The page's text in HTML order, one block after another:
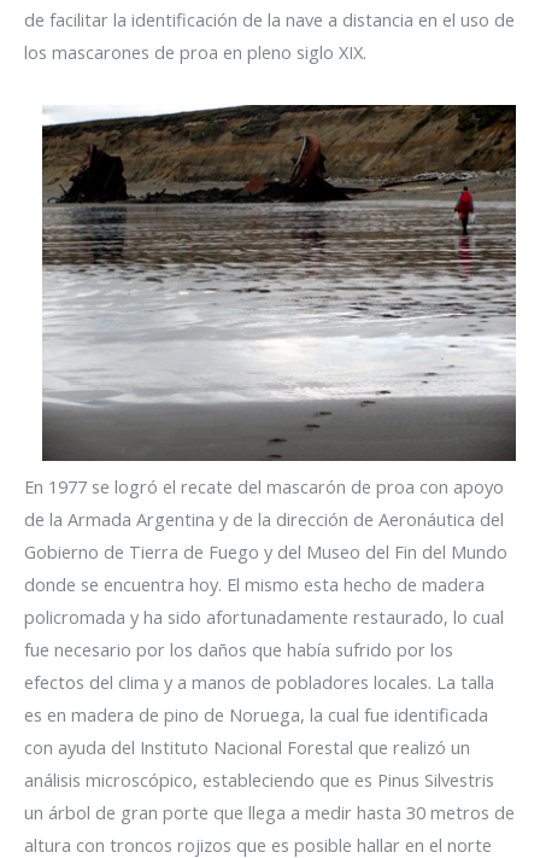
de facilitar la identificación de la nave a distancia en el uso de
los mascarones de proa en pleno siglo XIX.
En 1977 se logró el recate del mascarón de proa con apoyo
de la Armada Argentina y de la dirección de Aeronáutica del
Gobierno de Tierra de Fuego y del Museo del Fin del Mundo
donde se encuentra hoy. El mismo esta hecho de madera
policromada y ha sido afortunadamente restaurado, lo cual
fue necesario por los daños que había sufrido por los
efectos del clima y a manos de pobladores locales. La talla
es en madera de pino de Noruega, la cual fue identificada
con ayuda del Instituto Nacional Forestal que realizó un
análisis microscópico, estableciendo que es Pinus Silvestris
un árbol de gran porte que llega a medir hasta 30 metros de
altura con troncos rojizos que es posible hallar en el norte